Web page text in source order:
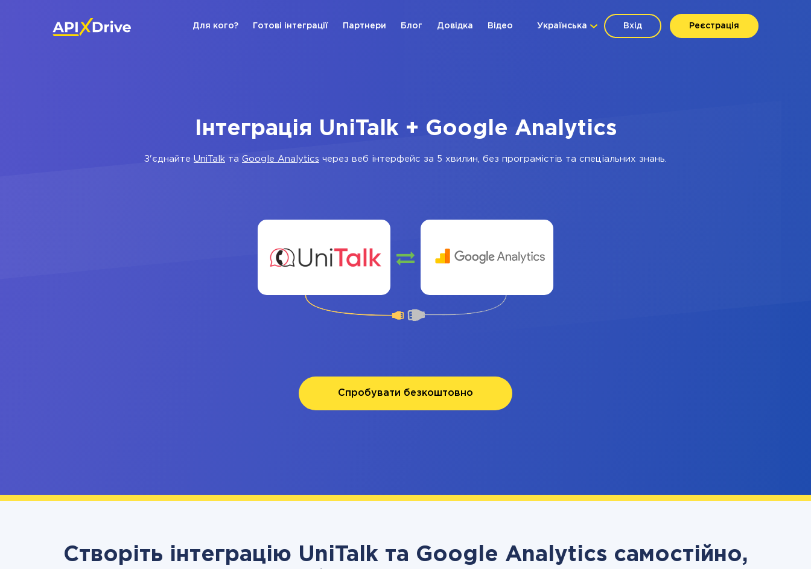
Вхід Реєстрація
Українська
Для кого? Готові інтеграції Партнери Блог Довідка Відео
Інтеграція UniTalk + Google Analytics
З'єднайте UniTalk та Google Analytics через веб інтерфейс за 5 хвилин, без програмістів та спеціальних знань.
Спробувати безкоштовно
Створіть інтеграцію UniTalk та Google Analytics самостійно,